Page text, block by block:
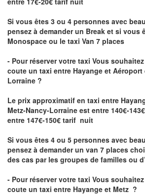
Si vous êtes 3 ou 4 personnes avec
pensez à demander un Break et si vous
Monospace ou le taxi Van 7 places
- Pour réserver votre taxi Vous
coute un taxi entre Hayange et Aéroport
Lorraine ?
Le prix approximatif en taxi entre
Metz-Nancy-Lorraine est entre 140€-
entre 147€-150€ tarif nuit
Si vous êtes 4 ou 5 personnes avec
pensez à demander un van 7 places
des cas par les groupes de familles ou
- Pour réserver votre taxi Vous
coute un taxi entre Hayange et Metz ?